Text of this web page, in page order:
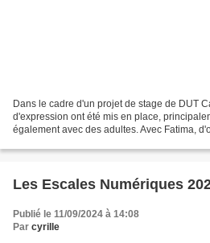
Dans le cadre d'un projet de stage de DUT
d'expression ont été mis en place,
également avec des adultes. Avec Fatima,
Les Escales Numériques
Publié le 11/09/2024 à 14:08
Par cyrille